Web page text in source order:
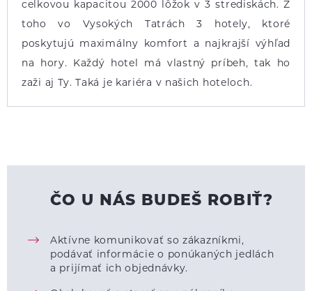
celkovou kapacitou 2000 lôžok v 3 strediskách. Z
toho vo Vysokých Tatrách 3 hotely, ktoré
poskytujú maximálny komfort a najkrajší výhľad
na hory. Každý hotel má vlastný príbeh, tak ho
zaži aj Ty. Taká je kariéra v našich hoteloch.
ČO U NÁS BUDEŠ ROBIŤ?
Aktívne komunikovať so zákazníkmi,
podávať informácie o ponúkaných jedlách
a prijímať ich objednávky.